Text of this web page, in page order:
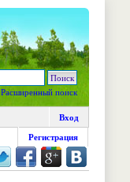
Расширенный поиск
Вход
Регистрация